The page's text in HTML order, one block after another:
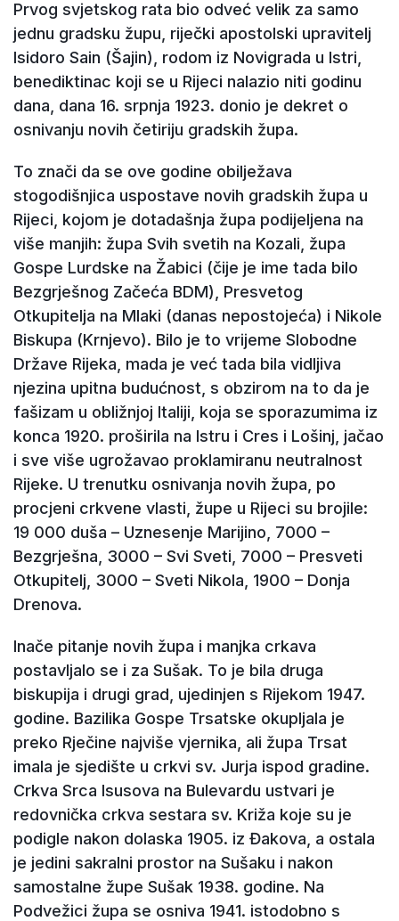
Prvog svjetskog rata bio odveć velik za samo
jednu gradsku župu, riječki apostolski upravitelj
Isidoro Sain (Šajin), rodom iz Novigrada u Istri,
benediktinac koji se u Rijeci nalazio niti godinu
dana, dana 16. srpnja 1923. donio je dekret o
osnivanju novih četiriju gradskih župa.
To znači da se ove godine obilježava
stogodišnjica uspostave novih gradskih župa u
Rijeci, kojom je dotadašnja župa podijeljena na
više manjih: župa Svih svetih na Kozali, župa
Gospe Lurdske na Žabici (čije je ime tada bilo
Bezgrješnog Začeća BDM), Presvetog
Otkupitelja na Mlaki (danas nepostojeća) i Nikole
Biskupa (Krnjevo). Bilo je to vrijeme Slobodne
Države Rijeka, mada je već tada bila vidljiva
njezina upitna budućnost, s obzirom na to da je
fašizam u obližnjoj Italiji, koja se sporazumima iz
konca 1920. proširila na Istru i Cres i Lošinj, jačao
i sve više ugrožavao proklamiranu neutralnost
Rijeke. U trenutku osnivanja novih župa, po
procjeni crkvene vlasti, župe u Rijeci su brojile:
19 000 duša – Uznesenje Marijino, 7000 –
Bezgrješna, 3000 – Svi Sveti, 7000 – Presveti
Otkupitelj, 3000 – Sveti Nikola, 1900 – Donja
Drenova.
Inače pitanje novih župa i manjka crkava
postavljalo se i za Sušak. To je bila druga
biskupija i drugi grad, ujedinjen s Rijekom 1947.
godine. Bazilika Gospe Trsatske okupljala je
preko Rječine najviše vjernika, ali župa Trsat
imala je sjedište u crkvi sv. Jurja ispod gradine.
Crkva Srca Isusova na Bulevardu ustvari je
redovnička crkva sestara sv. Križa koje su je
podigle nakon dolaska 1905. iz Đakova, a ostala
je jedini sakralni prostor na Sušaku i nakon
samostalne župe Sušak 1938. godine. Na
Podvežici župa se osniva 1941. istodobno s